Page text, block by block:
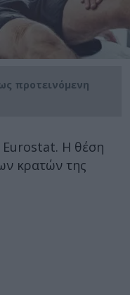
προτεινόμενη
Eurostat. Η θέση
κρατών της